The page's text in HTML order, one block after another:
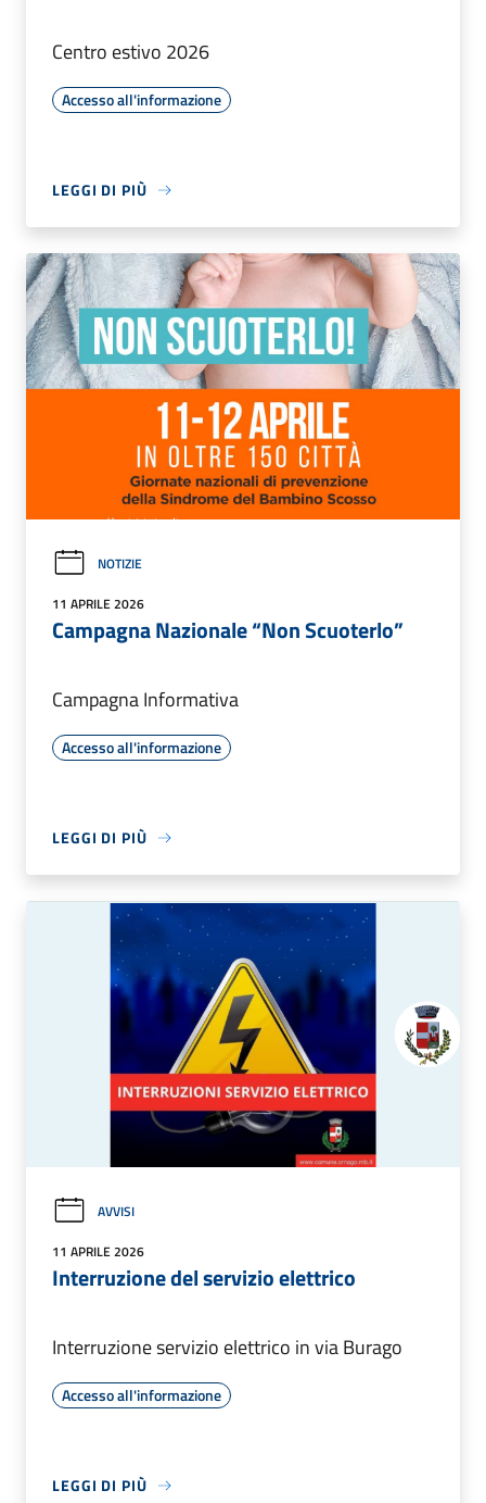
Centro estivo 2026
Accesso all'informazione
LEGGI DI PIÙ
NOTIZIE
11 APRILE 2026
Campagna Nazionale “Non Scuoterlo”
Campagna Informativa
Accesso all'informazione
LEGGI DI PIÙ
AVVISI
11 APRILE 2026
Interruzione del servizio elettrico
Interruzione servizio elettrico in via Burago
Accesso all'informazione
LEGGI DI PIÙ